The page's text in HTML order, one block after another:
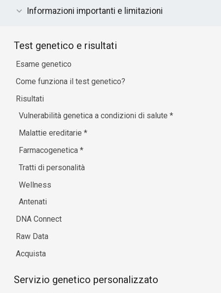
Informazioni importanti e limitazioni
Test genetico e risultati
Esame genetico
Come funziona il test genetico?
Risultati
Vulnerabilità genetica a condizioni di salute*
Malattie ereditarie*
Farmacogenetica*
Tratti di personalità
Wellness
Antenati
DNA Connect
Raw Data
Acquista
Servizio genetico personalizzato